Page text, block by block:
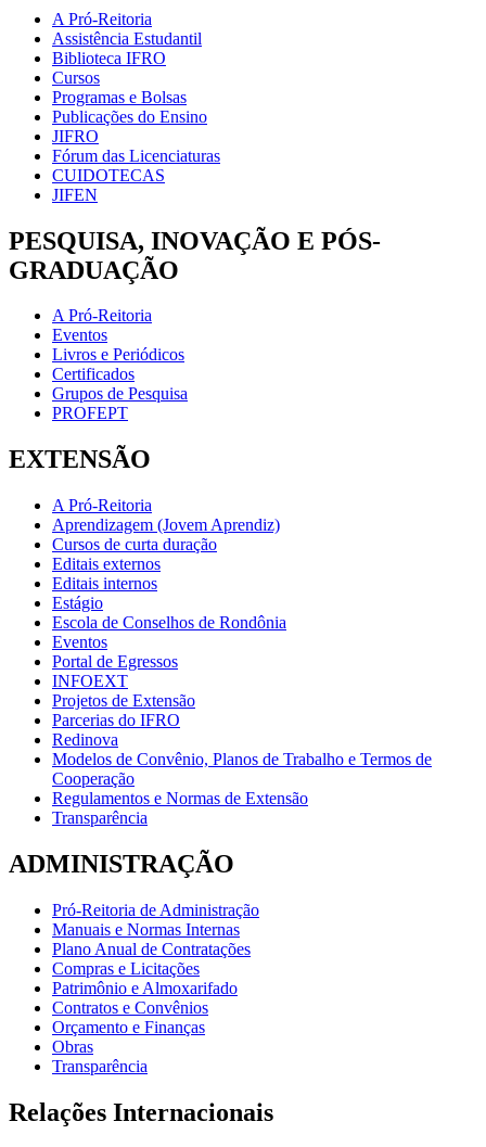
A Pró-Reitoria
Assistência Estudantil
Biblioteca IFRO
Cursos
Programas e Bolsas
Publicações do Ensino
JIFRO
Fórum das Licenciaturas
CUIDOTECAS
JIFEN
PESQUISA, INOVAÇÃO E PÓS-
GRADUAÇÃO
A Pró-Reitoria
Eventos
Livros e Periódicos
Certificados
Grupos de Pesquisa
PROFEPT
EXTENSÃO
A Pró-Reitoria
Aprendizagem (Jovem Aprendiz)
Cursos de curta duração
Editais externos
Editais internos
Estágio
Escola de Conselhos de Rondônia
Eventos
Portal de Egressos
INFOEXT
Projetos de Extensão
Parcerias do IFRO
Redinova
Modelos de Convênio, Planos de Trabalho e Termos de
Cooperação
Regulamentos e Normas de Extensão
Transparência
ADMINISTRAÇÃO
Pró-Reitoria de Administração
Manuais e Normas Internas
Plano Anual de Contratações
Compras e Licitações
Patrimônio e Almoxarifado
Contratos e Convênios
Orçamento e Finanças
Obras
Transparência
Relações Internacionais